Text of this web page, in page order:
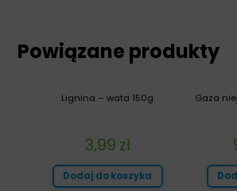
Powiązane produkty
Gaza
Lignina – wata 150g
3,99 zł
Dodaj do koszyka